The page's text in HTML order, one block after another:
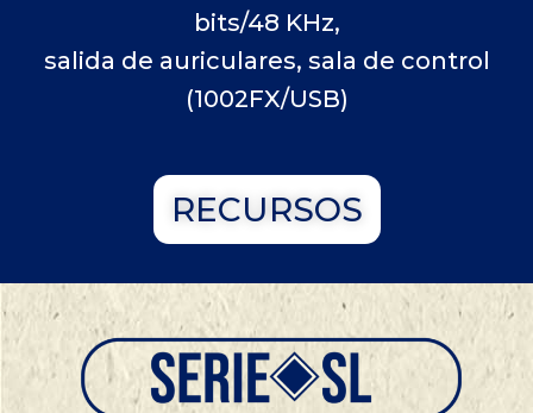
bits/48 KHz,
salida de auriculares, sala de control
(1002FX/USB)
RECURSOS